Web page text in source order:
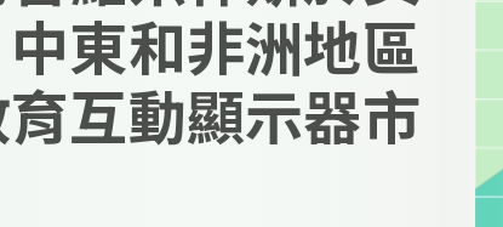
東和非洲地區
互動顯示器市